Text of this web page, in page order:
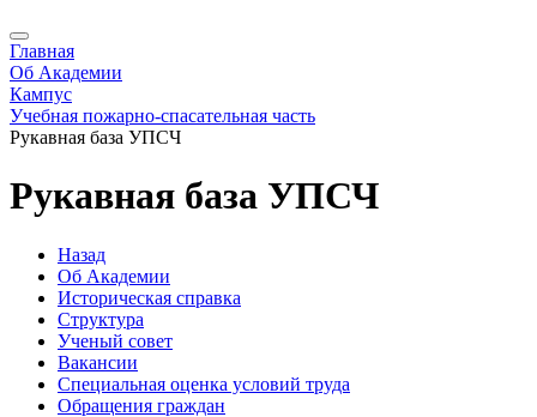
Главная
Об Академии
Кампус
Учебная пожарно-спасательная часть
Рукавная база УПСЧ
Рукавная база УПСЧ
Назад
Об Академии
Историческая справка
Структура
Ученый совет
Вакансии
Специальная оценка условий труда
Обращения граждан